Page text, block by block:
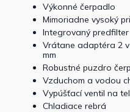
Výkonné čerpadlo
Mimoriadne vysoký
Integrovaný predfilter
Vrátane adaptéra 2
mm
Robustné puzdro
Vzduchom a vodou
Vypúšťací ventil na
Chladiace rebrá